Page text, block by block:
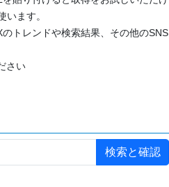
ます。
トレンドや検索結果、その他のSNS
さい